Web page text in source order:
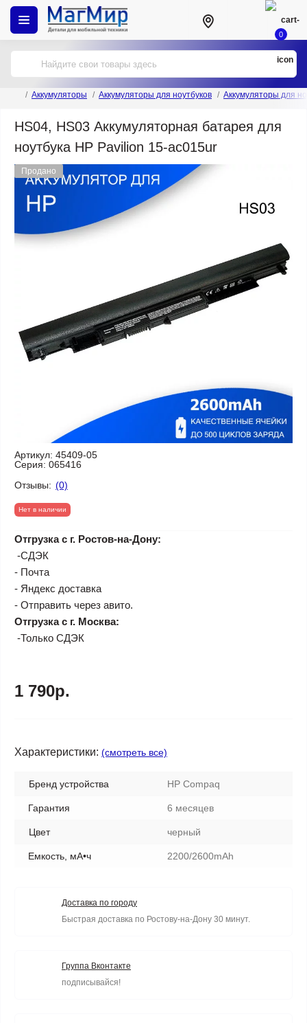
0
Аккумуляторы Аккумуляторы для ноутбуков Аккумуляторы для
HS04, HS03 Аккумуляторная батарея для
ноутбука HP Pavilion 15-ac015ur
Продано
Артикул: 45409-05
Серия: 065416
Отзывы: (0)
Нет в наличии
Отгрузка с г. Ростов-на-Дону:
-СДЭК
- Почта
- Яндекс доставка
- Отправить через авито.
Отгрузка с г. Москва:
-Только СДЭК
1 790р.
Характеристики: (смотреть все)
Бренд устройства HP Compaq
Гарантия 6 месяцев
Цвет черный
Емкость, мА•ч 2200/2600mAh
Доставка по городу
Быстрая доставка по Ростову-на-Дону 30 минут.
Группа Вконтакте
подписывайся!